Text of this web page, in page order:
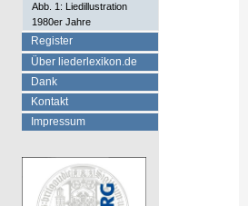
Abb. 1: Liedillustration
1980er Jahre
Register
Über liederlexikon.de
Dank
Kontakt
Impressum